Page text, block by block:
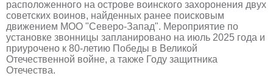
расположенного на острове воинского захоронения двух
советских воинов, найденных ранее поисковым
движением МОО "Северо-Запад". Мероприятие по
установке звонницы запланировано на июль 2025 года и
приурочено к 80-летию Победы в Великой
Отечественной войне, а также Году защитника
Отечества.